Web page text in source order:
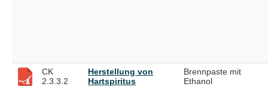
CK
2.3.3.2
Herstellung von
Hartspiritus
Brennpaste mit
Ethanol